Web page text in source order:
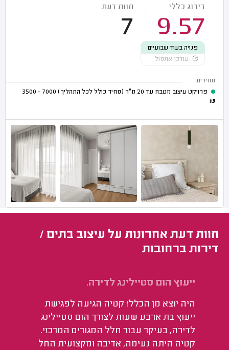
דירוג כללי
9.57
חוות דעת
7
פנויה בעוד שבועיים
עודכן אתמול
מחירים:
פרויקט עיצוב מטבח עד 20 מ"ר (מחיר כולל לכל התהליך)
7000 - 3500
₪
חוות דעת אחרונות על עיצוב בתים /
דירות ברחובות
ייעוץ הום סטיילינג לדירה.
היה יוצא מן הכלל! קטיה הגיעה לפגישת
ייעוץ בת ארבע שעות לצורך הום סטיילינג
לדירה, בעיקר עבור חלל המגורים המרכזי.
קטיה היתה נעימה, אדיבה ומקצועית החל